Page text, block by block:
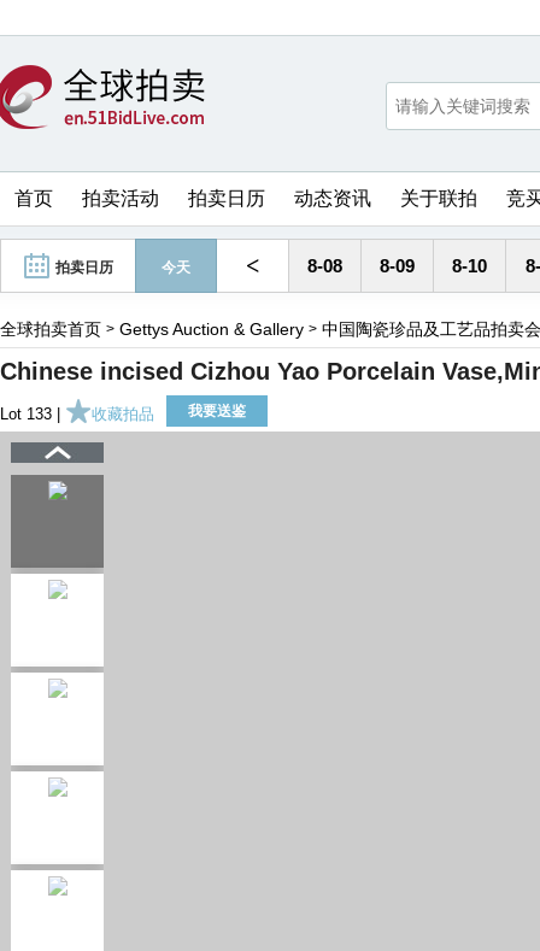
首页 拍卖活动 拍卖日历 动态资讯 关于联拍 竞
拍卖日历 今天 < 8-08 8-09 8-10
全球拍卖首页 > Gettys Auction & Gallery > 中国陶瓷珍品及工艺品拍卖会
Chinese incised Cizhou Yao Porcelain
Lot 133 | 收藏拍品 我要送鉴